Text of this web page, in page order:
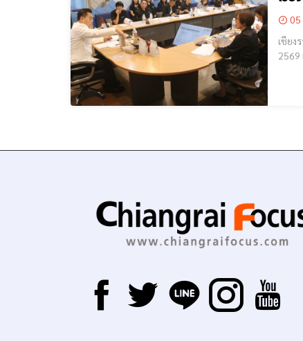
05
เชียงรา
2569